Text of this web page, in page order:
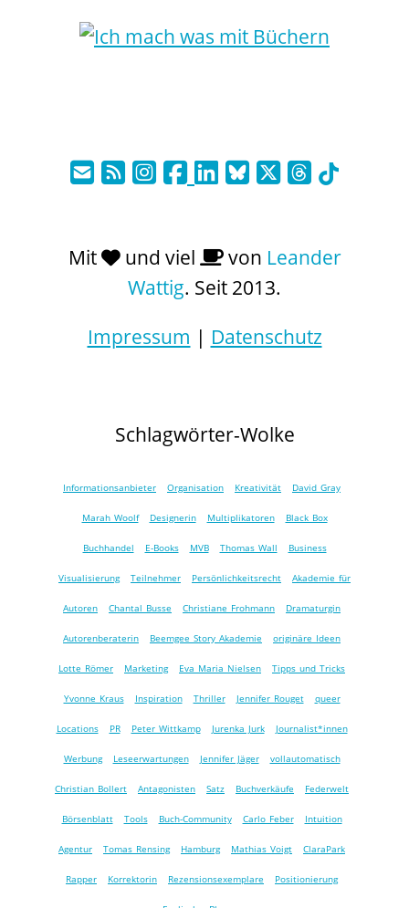
Mit und viel von Leander
Wattig. Seit 2013.
Impressum | Datenschutz
Schlagwörter-Wolke
Informationsanbieter Organisation Kreativität David Gray
Marah Woolf Designerin Multiplikatoren Black Box
Buchhandel E-Books MVB Thomas Wall Business
Visualisierung Teilnehmer Persönlichkeitsrecht Akademie für
Autoren Chantal Busse Christiane Frohmann Dramaturgin
Autorenberaterin Beemgee Story Akademie originäre Ideen
Lotte Römer Marketing Eva Maria Nielsen Tipps und Tricks
Yvonne Kraus Inspiration Thriller Jennifer Rouget queer
Locations PR Peter Wittkamp Jurenka Jurk Journalist*innen
Werbung Leseerwartungen Jennifer Jäger vollautomatisch
Christian Bollert Antagonisten Satz Buchverkäufe Federwelt
Börsenblatt Tools Buch-Community Carlo Feber Intuition
Agentur Tomas Rensing Hamburg Mathias Voigt ClaraPark
Rapper Korrektorin Rezensionsexemplare Positionierung